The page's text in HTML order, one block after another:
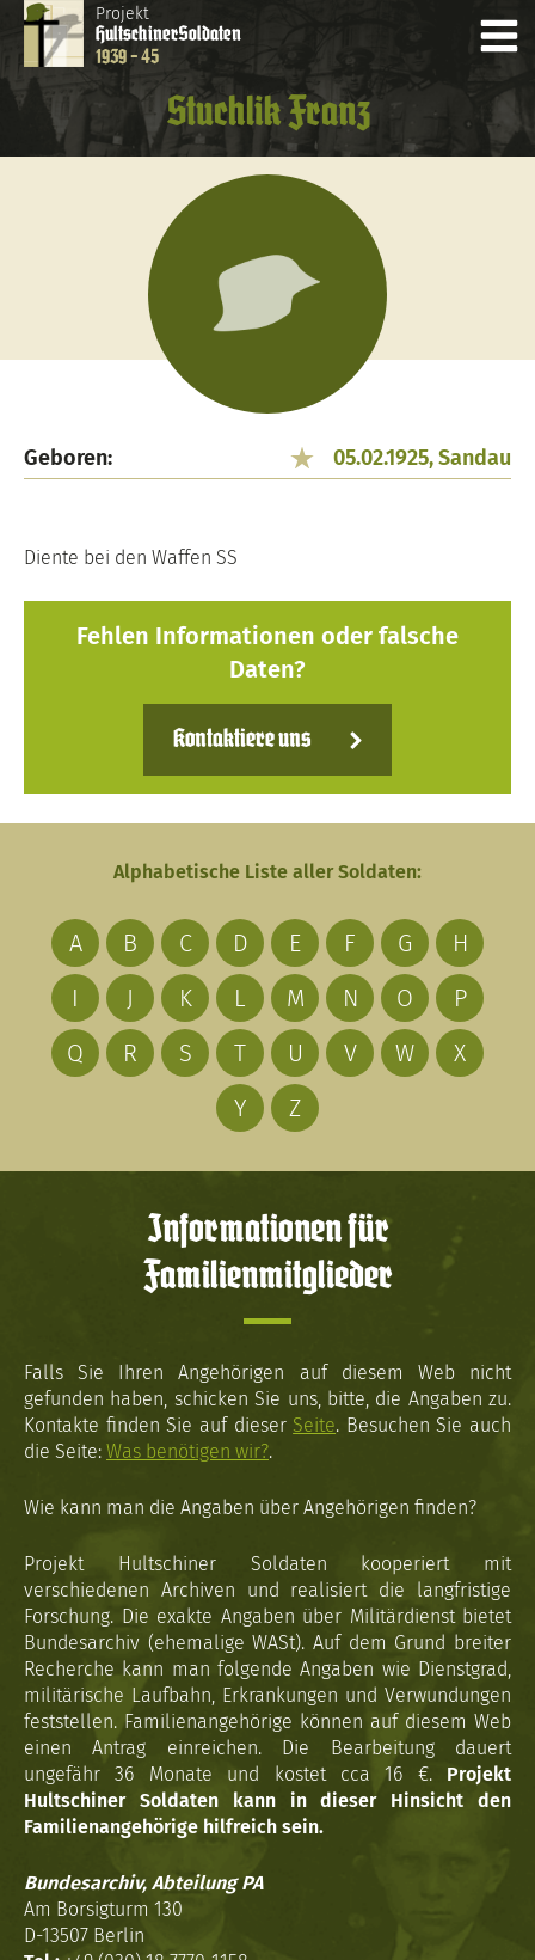
Projekt
HultschinerSoldaten
1939 - 45
Stuchlik Franz
Geboren: 05.02.1925, Sandau
Diente bei den Waffen SS
Fehlen Informationen oder falsche
Daten?
Kontaktiere uns
Alphabetische Liste aller Soldaten:
A B C D E F G
H
I
J K L M N O
P
Q
R S T U V W
X
Y
Z
Informationen für
Familienmitglieder
Falls Sie Ihren Angehörigen auf diesem Web nicht
gefunden haben, schicken Sie uns, bitte, die Angaben zu.
Kontakte finden Sie auf dieser Seite. Besuchen Sie auch
die Seite: Was benötigen wir?.
Wie kann man die Angaben über Angehörigen finden?
Projekt Hultschiner Soldaten kooperiert mit
verschiedenen Archiven und realisiert die langfristige
Forschung. Die exakte Angaben über Militärdienst bietet
Bundesarchiv (ehemalige WASt). Auf dem Grund breiter
Recherche kann man folgende Angaben wie Dienstgrad,
militärische Laufbahn, Erkrankungen und Verwundungen
feststellen. Familienangehörige können auf diesem Web
einen Antrag einreichen. Die Bearbeitung dauert
ungefähr 36 Monate und kostet cca 16 €. Projekt
Hultschiner Soldaten kann in dieser Hinsicht den
Familienangehörige hilfreich sein.
Bundesarchiv, Abteilung PA
Am Borsigturm 130
D-13507 Berlin